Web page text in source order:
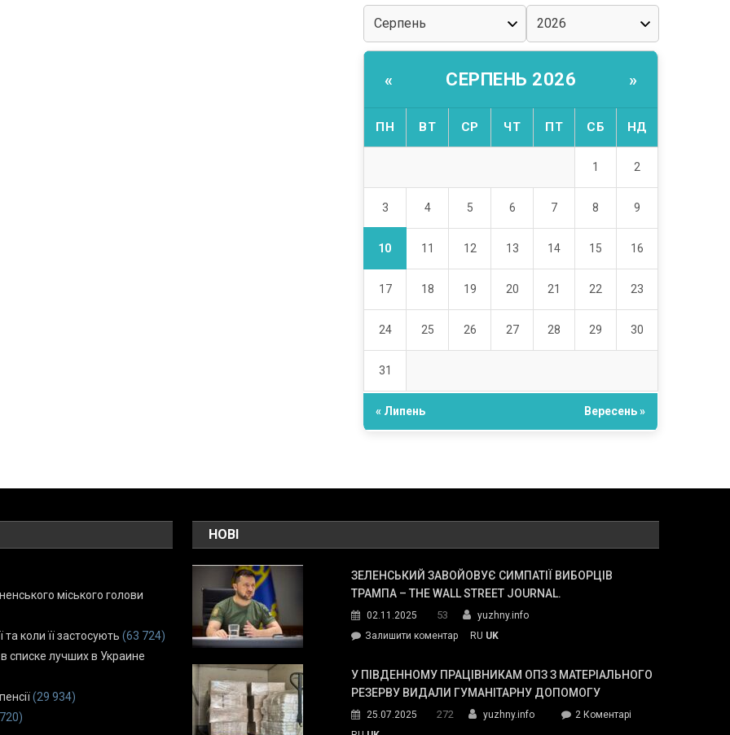
« СЕРПЕНЬ 2026 »
ПН ВТ СР ЧТ ПТ СБ НД
1 2
3 4 5 6 7 8 9
10 11 12 13 14 15 16
17 18 19 20 21 22 23
24 25 26 27 28 29 30
31
« Липень Вересень »
міського голови
коли її застосують (63 724)
списке лучших в Украине
(29 934)
НОВІ
ЗЕЛЕНСЬКИЙ ЗАВОЙОВУЄ СИМПАТІЇ ВИБОРЦІВ
ТРАМПА – THE WALL STREET JOURNAL.
02.11.2025 53
yuzhny.info
Залишити коментарon
завойовує
симпатії
Трампа
RU UK
У ПІВДЕННОМУ ПРАЦІВНИКАМ ОПЗ З МАТЕРІАЛЬНОГО
РЕЗЕРВУ ВИДАЛИ ГУМАНІТАРНУ ДОПОМОГУ
25.07.2025 272 yuzhny.info 2 Коментарідо